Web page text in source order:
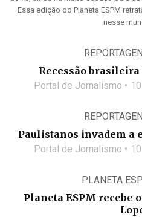
Essa edição do Planeta ESPM
nesse
Recessão
Portal de Jornalismo
Paulistanos invadem a
Portal de Jornalismo
PLANETA
Planeta ESPM recebe